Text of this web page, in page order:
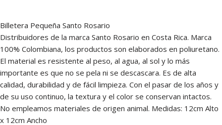
Billetera Pequeña Santo Rosario
Distribuidores de la marca Santo Rosario en Costa Rica. Marca
100% Colombiana, los productos son elaborados en poliuretano.
El material es resistente al peso, al agua, al sol y lo más
importante es que no se pela ni se descascara. Es de alta
calidad, durabilidad y de fácil limpieza. Con el pasar de los años y
de su uso continuo, la textura y el color se conservan intactos.
No empleamos materiales de origen animal. Medidas: 12cm Alto
x 12cm Ancho